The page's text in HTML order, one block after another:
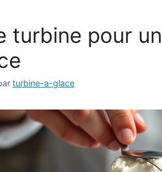
turbine pour
turbine-a-glace